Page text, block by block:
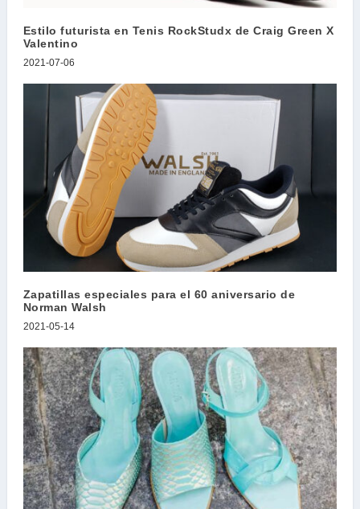
Estilo futurista en Tenis RockStudx de Craig Green X
Valentino
2021-07-06
Zapatillas especiales para el 60 aniversario de
Norman Walsh
2021-05-14